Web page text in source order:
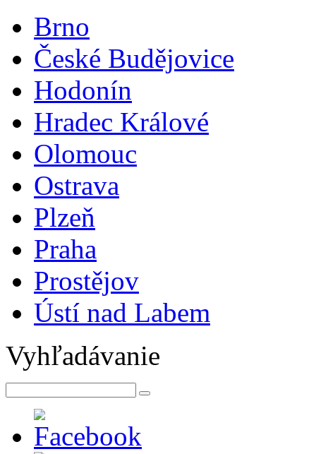
Brno
České Budějovice
Hodonín
Hradec Králové
Olomouc
Ostrava
Plzeň
Praha
Prostějov
Ústí nad Labem
Vyhľadávanie